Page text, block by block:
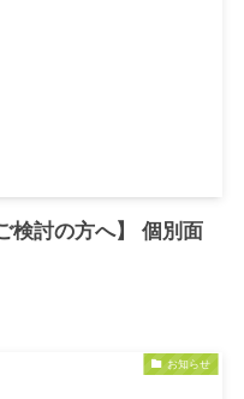
検討の方へ】 個別面
お知らせ